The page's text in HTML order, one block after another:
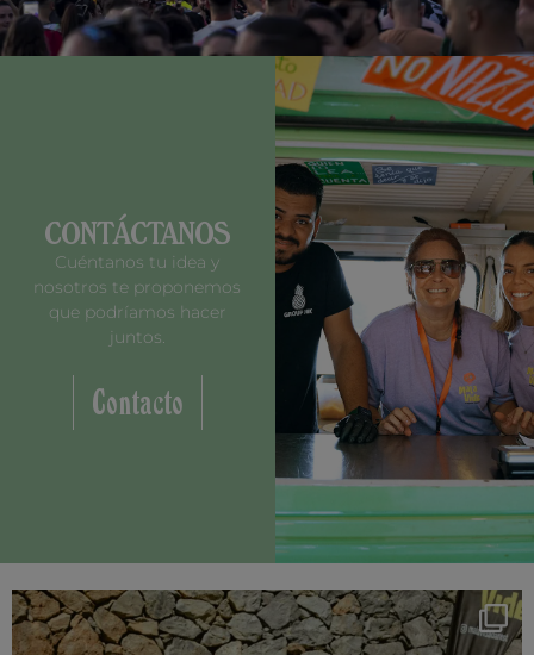
CONTÁCTANOS
Cuéntanos tu idea y
nosotros te proponemos
que podríamos hacer
juntos.
Contacto